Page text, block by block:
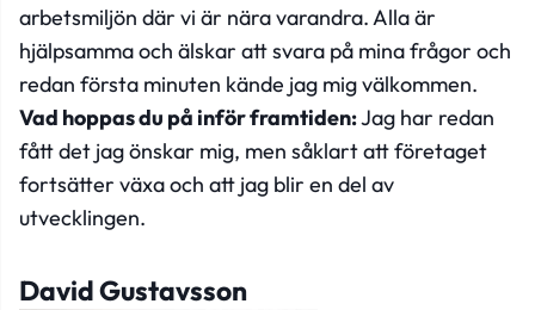
arbetsmiljön där vi är nära varandra. Alla är
hjälpsamma och älskar att svara på mina frågor och
redan första minuten kände jag mig välkommen.
Vad hoppas du på inför framtiden:Jag har redan
fått det jag önskar mig, men såklart att företaget
fortsätter växa och att jag blir en del av
utvecklingen.
David Gustavsson